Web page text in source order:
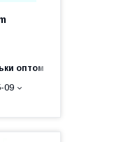
оптом
09